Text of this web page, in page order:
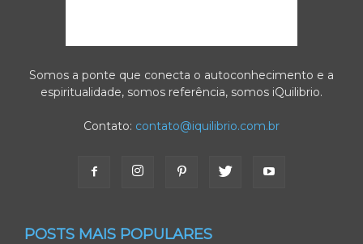
Somos a ponte que conecta o autoconhecimento e a
espiritualidade, somos referência, somos iQuilibrio.
Contato: contato@iquilibrio.com.br
POSTS MAIS POPULARES